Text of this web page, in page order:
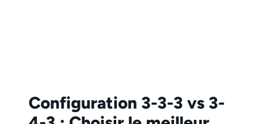
Configuration 3-3-3 vs 3-